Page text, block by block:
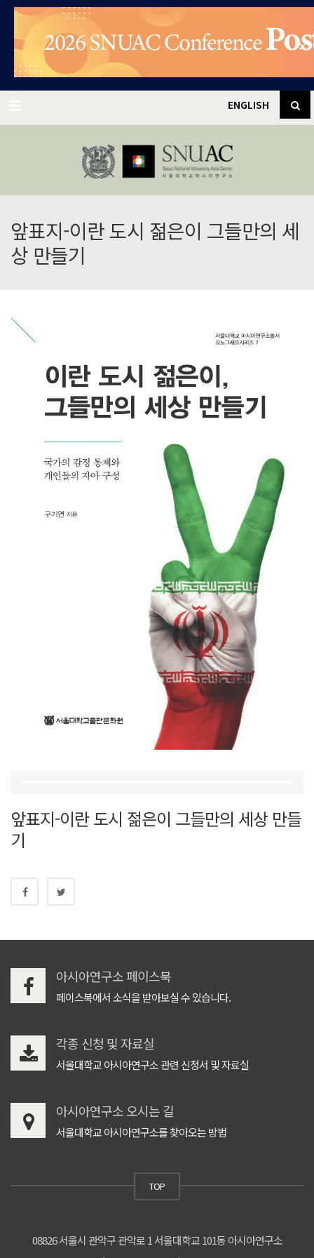
✕
ENGLISH
앞표지-이란 도시 젊은이 그들만의 세
상 만들기
앞표지-이란 도시 젊은이 그들만의 세상 만들
기
아시아연구소 페이스북
페이스북에서 소식을 받아보실 수 있습니다.
각종 신청 및 자료실
서울대학교 아시아연구소 관련 신청서 및 자료실
아시아연구소 오시는 길
서울대학교 아시아연구소를 찾아오는 방법
TOP
08826 서울시 관악구 관악로 1 서울대학교 101동 아시아연구소